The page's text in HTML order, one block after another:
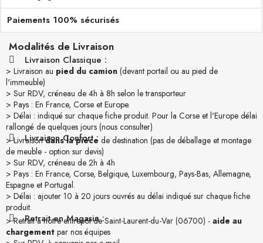
Paiements 100% sécurisés
Modalités de Livraison
Livraison Classique :
> Livraison au pied du camion (devant portail ou au pied de
l'immeuble)
> Sur RDV, créneau de 4h à 8h selon le transporteur
> Pays : En France, Corse et Europe.
> Délai : indiqué sur chaque fiche produit. Pour la Corse et l'Europe délai
rallongé de quelques jours (nous consulter)
Livraison Confort :
> Livraisondans la pièce de destination (pas de déballage et montage
de meuble - option sur devis)
> Sur RDV, créneau de 2h à 4h
> Pays : En France, Corse, Belgique, Luxembourg, Pays-Bas, Allemagne,
Espagne et Portugal.
> Délai : ajouter 10 à 20 jours ouvrés au délai indiqué sur chaque fiche
produit.
Retrait en Magasin :
> Retrait à notre entrepôt de Saint-Laurent-du-Var (06700) - aide au
chargement par nos équipes